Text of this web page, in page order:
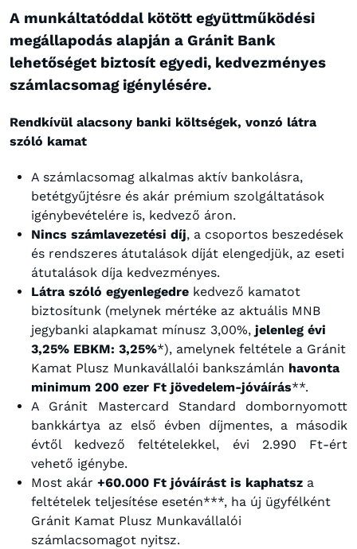
Netbank App letöltése
A munkáltatóddal kötött együttműködési
megállapodás alapján a Gránit Bank
lehetőséget biztosít egyedi, kedvezményes
számlacsomag igénylésére.
Rendkívül alacsony banki költségek, vonzó látra
szóló kamat
A számlacsomag alkalmas aktív bankolásra,
betétgyűjtésre és akár prémium szolgáltatások
igénybevételére is, kedvező áron.
Nincs számlavezetési díj, a csoportos beszedések
és rendszeres átutalások díját elengedjük, az eseti
átutalások díja kedvezményes.
Látra szóló egyenlegedre kedvező kamatot
biztosítunk (melynek mértéke az aktuális MNB
jegybanki alapkamat mínusz 3,00%, jelenleg évi
3,25% EBKM: 3,25%*), amelynek feltétele a Gránit
Kamat Plusz Munkavállalói bankszámlán havonta
minimum 200 ezer Ft jövedelem-jóváírás**.
A Gránit Mastercard Standard dombornyomott
bankkártya az első évben díjmentes, a második
évtől kedvező feltételekkel, évi 2.990 Ft-ért
vehető igénybe.
Most akár +60.000 Ft jóváírást is kaphatsz a
feltételek teljesítése esetén***, ha új ügyfélként
Gránit Kamat Plusz Munkavállalói
számlacsomagot nyitsz.